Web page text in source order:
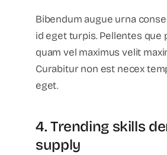
Bibendum augue urna
id eget turpis. Pellentes que
quam vel maximus velit
Curabitur non est necex
eget.
4. Trending skills
supply